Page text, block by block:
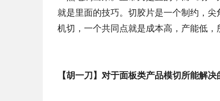
就是里面的技巧。切胶片是一个制约，
机切，一个共同点就是成本高，产能低
【胡一刀】对于面板类产品模切所能解